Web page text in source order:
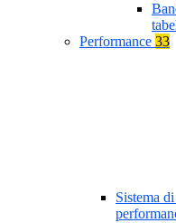
Performance 33
Sistema